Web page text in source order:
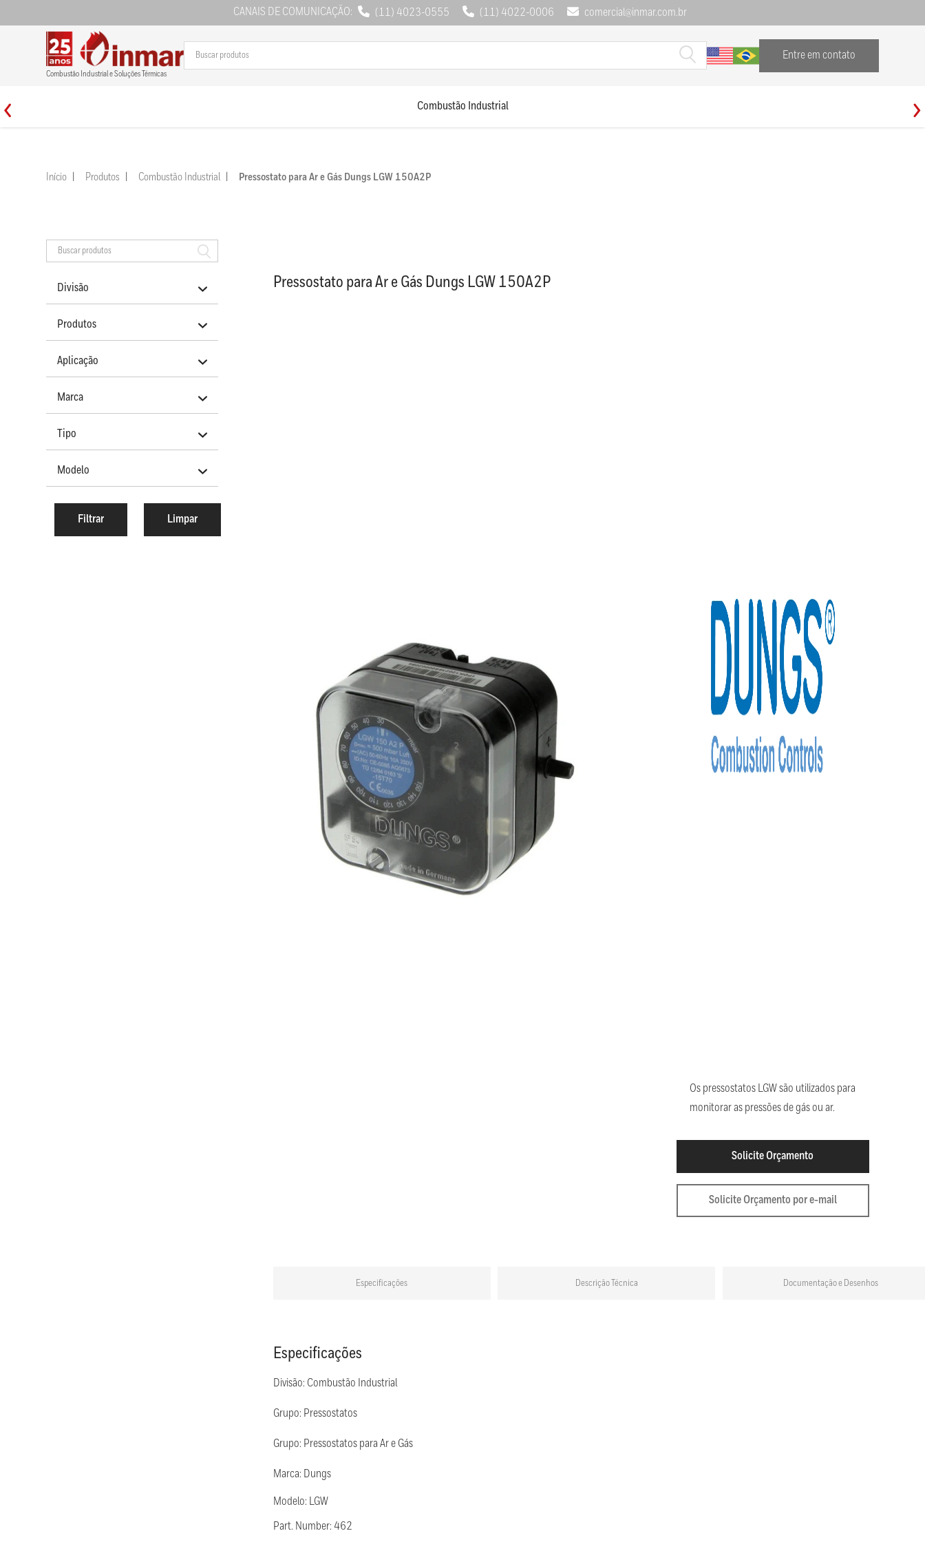
CANAIS DE COMUNICAÇÃO: (11) 4023-0555 (11) 4022-0006 comercial@inmar.com.br
Combustão Industrial e Soluções Térmicas
Entre em contato
Combustão Industrial
Início Produtos Combustão Industrial Pressostato para Ar e Gás Dungs LGW 150A2P
Divisão
Produtos
Aplicação
Marca
Tipo
Modelo
Pressostato para Ar e Gás Dungs LGW 150A2P
Os pressostatos LGW são utilizados para
monitorar as pressões de gás ou ar.
Solicite Orçamento
Solicite Orçamento por e-mail
Especificações Descrição Técnica Documentação e Desenhos
Especificações
Divisão: Combustão Industrial
Grupo: Pressostatos
Grupo: Pressostatos para Ar e Gás
Marca: Dungs
Modelo: LGW
Part. Number: 462